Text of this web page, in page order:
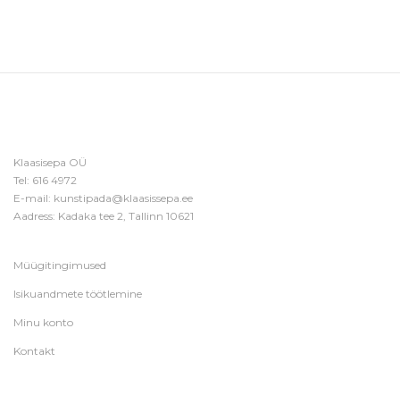
Klaasisepa OÜ
Tel: 616 4972
E-mail: kunstipada@klaasissepa.ee
Aadress: Kadaka tee 2, Tallinn 10621
Müügitingimused
Isikuandmete töötlemine
Minu konto
Kontakt